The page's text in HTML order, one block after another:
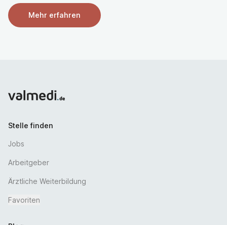
Unser Engagement:
Angenehme abteilungs- und hierarchieübergreifende
Ein modernes patientenorientiertes Arbeitsumfeld
Tätigkeiten
Möglichkeit zur Mitgestaltung der Organisation
Bezuschussung des Deutschlandtickets
Sehr gutes Klinikrestaurant, Corporate Benefits und
Mehr erfahren
Stelle finden
Jobs
Arbeitgeber
Ärztliche Weiterbildung
Favoriten